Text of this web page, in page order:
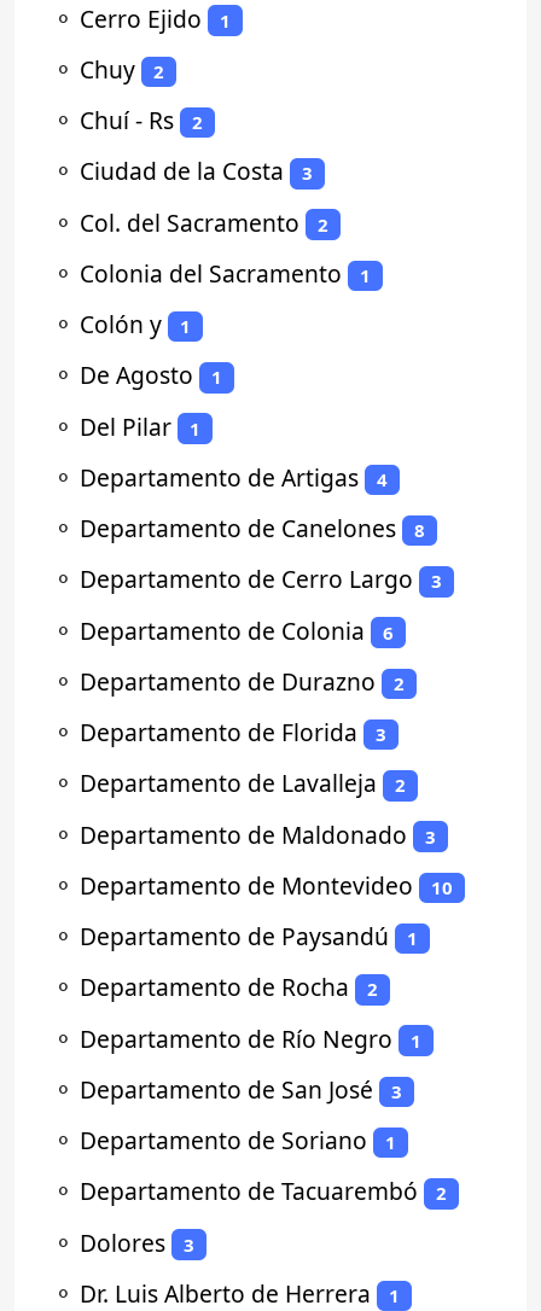
⚬ Cerro Ejido 1
⚬ Chuy 2
⚬ Chuí - Rs 2
⚬ Ciudad de la Costa 3
⚬ Col. del Sacramento 2
⚬ Colonia del Sacramento 1
⚬ Colón y 1
⚬ De Agosto 1
⚬ Del Pilar 1
⚬ Departamento de Artigas 4
⚬ Departamento de Canelones 8
⚬ Departamento de Cerro Largo 3
⚬ Departamento de Colonia 6
⚬ Departamento de Durazno 2
⚬ Departamento de Florida 3
⚬ Departamento de Lavalleja 2
⚬ Departamento de Maldonado 3
⚬ Departamento de Montevideo 10
⚬ Departamento de Paysandú 1
⚬ Departamento de Rocha 2
⚬ Departamento de Río Negro 1
⚬ Departamento de San José 3
⚬ Departamento de Soriano 1
⚬ Departamento de Tacuarembó 2
⚬ Dolores 3
⚬ Dr. Luis Alberto de Herrera 1